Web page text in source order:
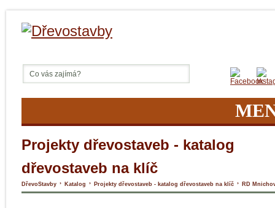
Projekty dřevostaveb - katalog
dřevostaveb na klíč
DřevoStavby › Katalog › Projekty dřevostaveb - katalog dřevostaveb na klíč › RD